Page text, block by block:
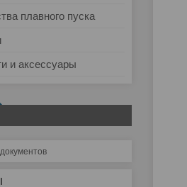
плавного пуска
и аксессуары